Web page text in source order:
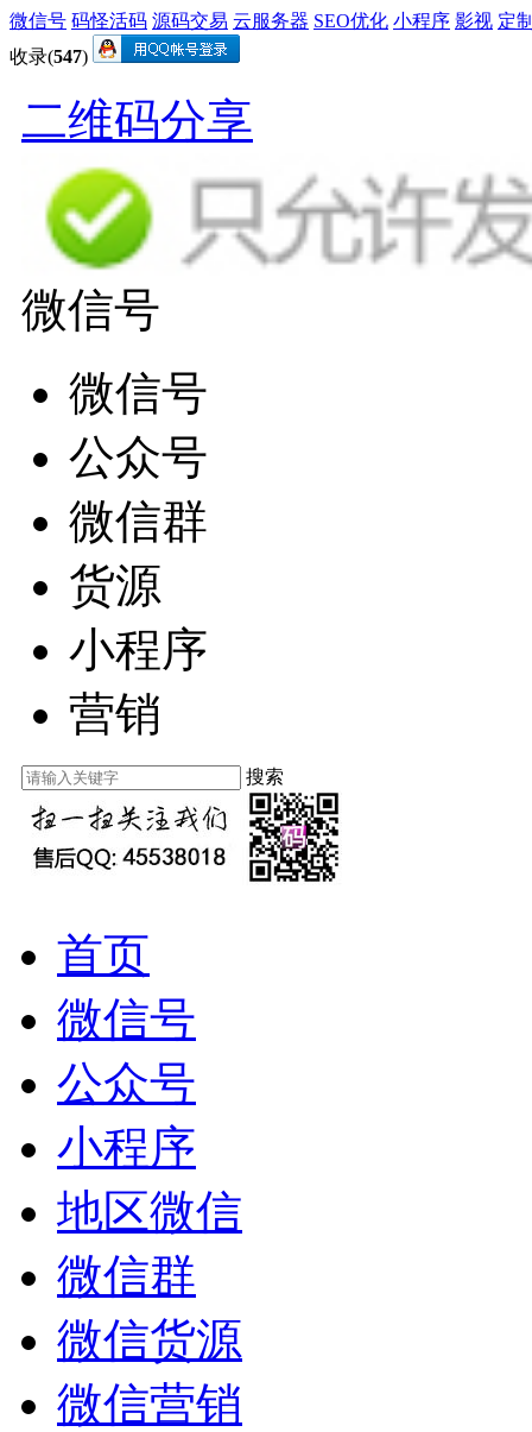
微信号 码怪活码 源码交易 云服务器 SEO优化 小程序 影视 定
收录(547)
二维码分享
微信号
微信号
公众号
微信群
货源
小程序
营销
搜索
首页
微信号
公众号
小程序
地区微信
微信群
微信货源
微信营销